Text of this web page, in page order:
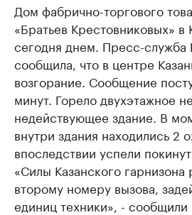
Дом фабрично-торгового
«Братьев Крестовниковых» в
сегодня днем. Пресс-
сообщила, что в центре
возгорание. Сообщение
минут. Горело двухэтажное
недействующее здание. В
внутри здания находились 2
впоследствии успели
«Силы Казанского гарнизона
второму номеру вызова,
единиц техники», -